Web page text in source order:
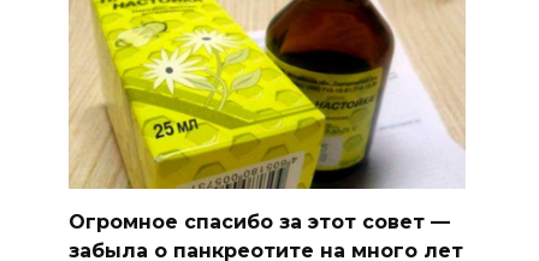
Огромное спасибо за этот совет —
забыла о панкреотите на много лет